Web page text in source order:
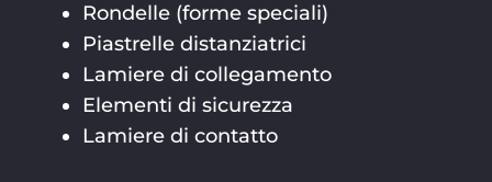
Rondelle (forme speciali)
Piastrelle distanziatrici
Lamiere di collegamento
Elementi di sicurezza
Lamiere di contatto